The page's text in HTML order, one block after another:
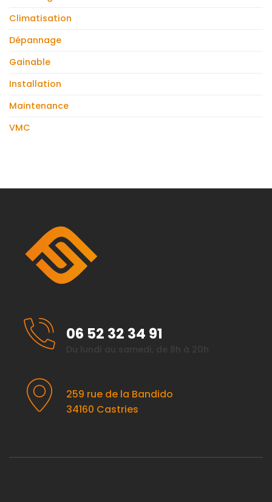
Climatisation
Dépannage
Gainable
Installation
Maintenance
VMC
06 52 32 34 91
Du lundi au samedi, de 8h à 20h
259 rue de la Bandido
34160 Castries